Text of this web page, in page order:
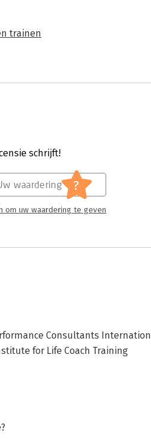
trainen
schrijft!
waardering ?
om uw waardering te geven
Consultants
for Life Coach Training